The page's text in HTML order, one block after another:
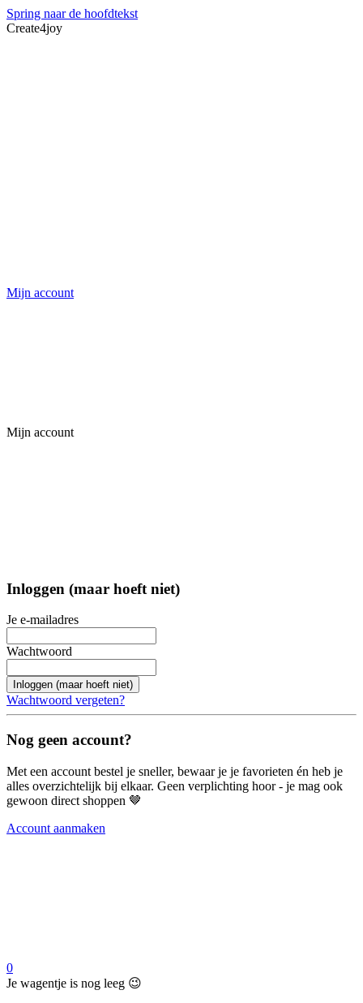
Spring naar de hoofdtekst
Create4joy
Mijn account
Mijn account
Inloggen (maar hoeft niet)
Je e-mailadres
Wachtwoord
Inloggen (maar hoeft niet)
Wachtwoord vergeten?
Nog geen account?
Met een account bestel je sneller, bewaar je je favorieten én heb je
alles overzichtelijk bij elkaar. Geen verplichting hoor - je mag ook
gewoon direct shoppen 🤎
Account aanmaken
0
Je wagentje is nog leeg 😉